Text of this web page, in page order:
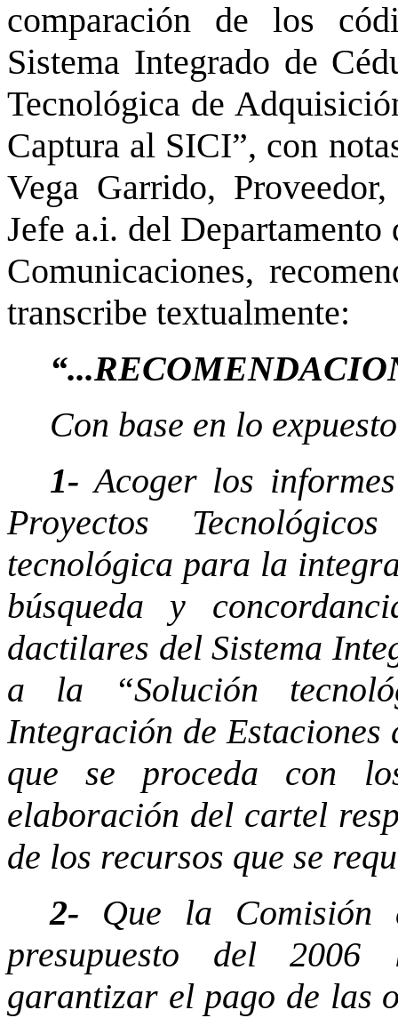
comparación de los
Sistema Integrado de
Tecnológica de
Captura al SICI”, con
Vega Garrido,
Jefe a.i. del
Comunicaciones,
transcribe textualmente:
Con base en lo
1-Acoger los
Proyectos
tecnológica para la
búsqueda y
dactilares del Sistema
a la “Solución
Integración de Estaciones
que se proceda con
elaboración del cartel
de los recursos que se
2- Que la Comisión
presupuesto del 2006
garantizar el pago de las